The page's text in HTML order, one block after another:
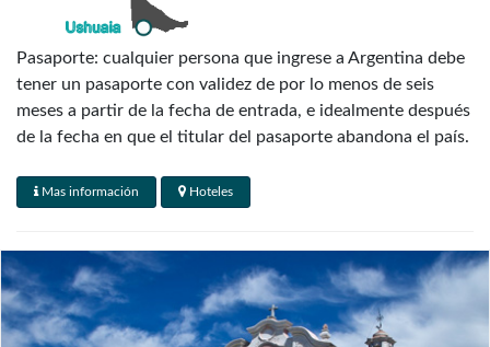
Pasaporte: cualquier persona que ingrese a Argentina debe
tener un pasaporte con validez de por lo menos de seis
meses a partir de la fecha de entrada, e idealmente después
de la fecha en que el titular del pasaporte abandona el país.
** MUY IMPORTANTE: TODOS LOS PASAJEROS DEBEN
Visados: Canadá, Australia, Nueva Zelanda y la mayoría de
los países de Europa occidental no necesitan visa para
Mas información Hoteles